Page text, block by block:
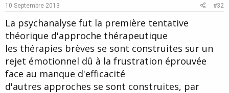
e
10 Septembre 2013 #32
La psychanalyse fut la première tentative
théorique d'approche thérapeutique
les thérapies brèves se sont construites sur un
rejet émotionnel dû à la frustration éprouvée
face au manque d'efficacité
d'autres approches se sont construites, par